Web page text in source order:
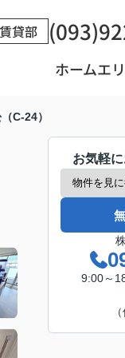
賃貸部
ホームエ
C-24）
お気軽
9:00～